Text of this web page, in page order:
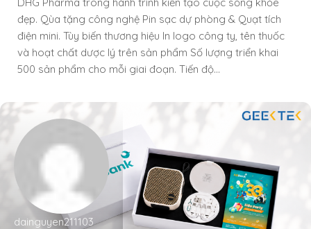
đẹp. Qùa tặng công nghệ Pin sạc dự phòng & Quạt tích
điện mini. Tùy biến thương hiệu In logo công ty, tên thuốc
và hoạt chất dược lý trên sản phẩm Số lượng triển khai
500 sản phẩm cho mỗi giai đoạn. Tiến độ...
dainguyen211103